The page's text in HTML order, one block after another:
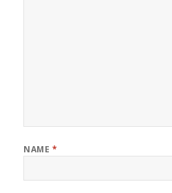
NAME *